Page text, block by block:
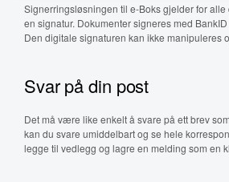
Signerringsløsningen til e-Boks gjelder for
en signatur. Dokumenter signeres med
Den digitale signaturen kan ikke manipuleres
Svar på din post
Det må være like enkelt å svare på ett brev
kan du svare umiddelbart og se hele
legge til vedlegg og lagre en melding som en